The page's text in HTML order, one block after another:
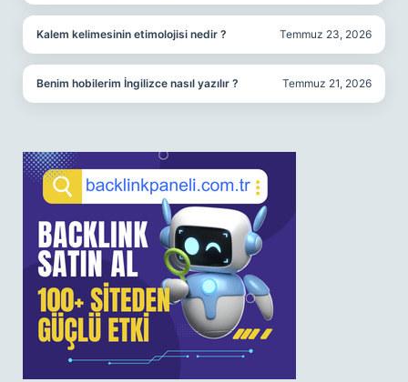
Kalem kelimesinin etimolojisi nedir ? Temmuz 23, 2026
Benim hobilerim İngilizce nasıl yazılır ? Temmuz 21, 2026